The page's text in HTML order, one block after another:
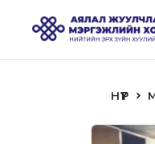
НҮҮР